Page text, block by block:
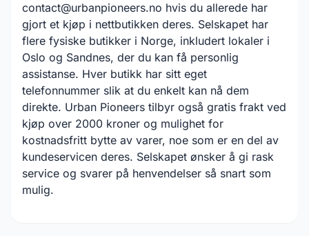
contact@urbanpioneers.no hvis du allerede har
gjort et kjøp i nettbutikken deres. Selskapet har
flere fysiske butikker i Norge, inkludert lokaler i
Oslo og Sandnes, der du kan få personlig
assistanse. Hver butikk har sitt eget
telefonnummer slik at du enkelt kan nå dem
direkte. Urban Pioneers tilbyr også gratis frakt ved
kjøp over 2000 kroner og mulighet for
kostnadsfritt bytte av varer, noe som er en del av
kundeservicen deres. Selskapet ønsker å gi rask
service og svarer på henvendelser så snart som
mulig.